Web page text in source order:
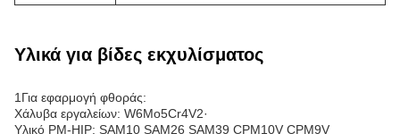
Υλικά για βίδες εκχυλίσματος
1Για εφαρμογή φθοράς:
Χάλυβα εργαλείων: W6Mo5Cr4V2·
Υλικό PM-HIP: SAM10 SAM26 SAM39 CPM10V CPM9V